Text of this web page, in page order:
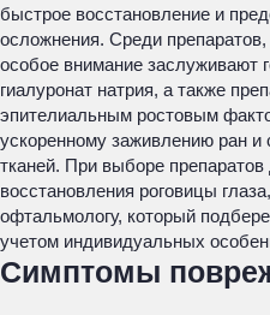
быстрое восстановление и
осложнения. Среди
особое внимание заслуживают
гиалуронат натрия, а также
эпителиальным ростовым
ускоренному заживлению ран
тканей. При выборе
восстановления роговицы
офтальмологу, который
учетом индивидуальных
Симптомы